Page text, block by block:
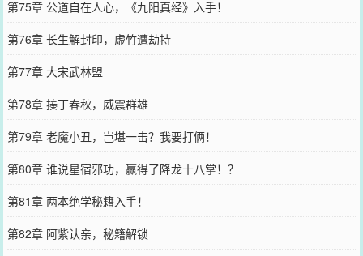
第75章 公道自在人心，《九阳真经》入手！
第76章 长生解封印，虚竹遭劫持
第77章 大宋武林盟
第78章 揍丁春秋，威震群雄
第79章 老魔小丑，岂堪一击？我要打俩！
第80章 谁说星宿邪功，赢得了降龙十八掌！？
第81章 两本绝学秘籍入手！
第82章 阿紫认亲，秘籍解锁